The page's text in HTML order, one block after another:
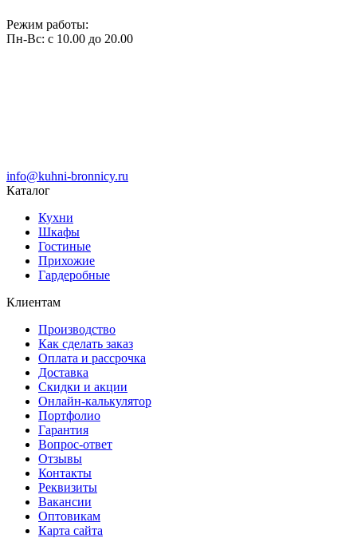
Режим работы:
Пн-Вс: с 10.00 до 20.00
info@kuhni-bronnicy.ru
Каталог
Кухни
Шкафы
Гостиные
Прихожие
Гардеробные
Клиентам
Производство
Как сделать заказ
Оплата и рассрочка
Доставка
Скидки и акции
Онлайн-калькулятор
Портфолио
Гарантия
Вопрос-ответ
Отзывы
Контакты
Реквизиты
Вакансии
Оптовикам
Карта сайта